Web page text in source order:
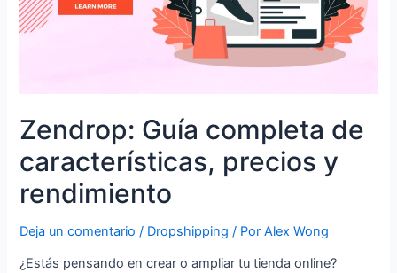
Zendrop: Guía completa de
características, precios y
rendimiento
Deja un comentario / Dropshipping / PorAlex Wong
¿Estás pensando en crear o ampliar tu tienda online?